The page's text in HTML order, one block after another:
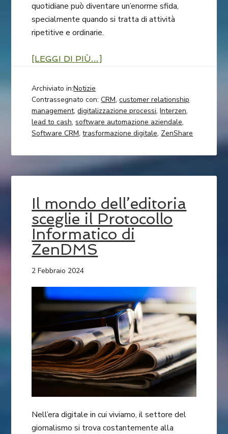
quotidiane può diventare un’enorme sfida,
specialmente quando si tratta di attività
ripetitive e ordinarie.
[LEGGI DI PIÙ…]
Archiviato in:Notizie
Contrassegnato con:CRM,customer relationship
management,digitalizzazione processi,Interzen,
lead to cash,software automazione aziendale,
Software CRM,trasformazione digitale, ZenShare
Il mondo dell’editoria
sceglie il Protocollo
Informatico di
ZenDMS
2 Febbraio 2024
Nell’era digitale in cui viviamo, il settore del
giornalismo si trova costantemente alla